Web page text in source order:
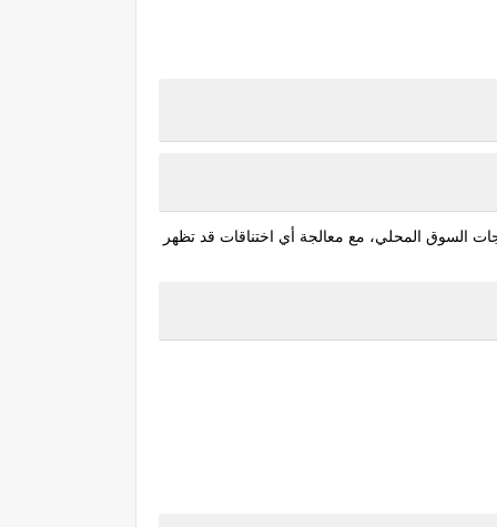
السوق المحلي، مع معالجة أي اختناقات قد تظهر